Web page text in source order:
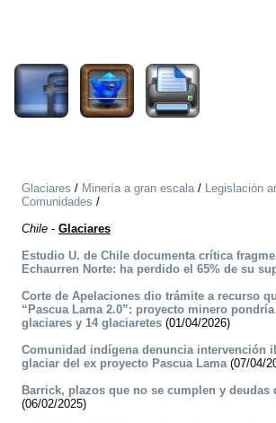
Glaciares / Minería a gran escala/ Legislación
Comunidades /
Chile - Glaciares
Estudio U. de Chile documenta crítica
Echaurren Norte: ha perdido el 65% de su
Corte de Apelaciones dio trámite a recurso
“Pascua Lama 2.0”: proyecto minero
glaciares y 14 glaciaretes (01/04/2026)
Comunidad indígena denuncia intervención
glaciar del ex proyecto Pascua Lama(07/04/
Barrick, plazos que no se cumplen y deudas
(06/02/2025)